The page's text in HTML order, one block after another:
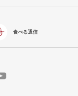
食べる通信